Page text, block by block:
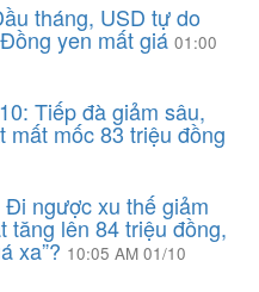
tháng, USD tự do
Đồng yen mất giá01:00
Tiếp đà giảm sâu,
mất mốc 83 triệu đồng
ngược xu thế giảm
tăng lên 84 triệu đồng,
xa”? 10:05 AM 01/10